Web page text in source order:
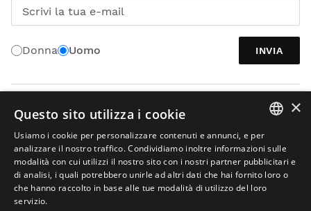
Scrivi la tua e-mail
Donna Uomo INVIA
Avviso legale
SPANISH
ENGLISH
GREEK
×
Questo sito utilizza i cookie
Usiamo i cookie per personalizzare contenuti e annunci, e per
analizzare il nostro traffico. Condividiamo inoltre informazioni sulle
modalità con cui utilizzi il nostro sito con i nostri partner pubblicitari e
di analisi, i quali potrebbero unirle ad altri dati che hai fornito loro o
che hanno raccolto in base alle tue modalità di utilizzo del loro
servizio.